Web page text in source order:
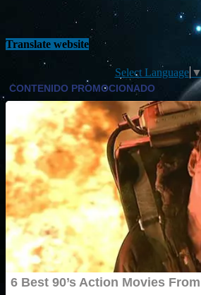
Translate website
Select Language ▼